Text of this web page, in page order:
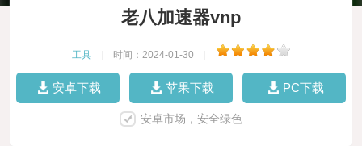
老八加速器vnp
工具 时间：2024-01-30
安卓下载 苹果下载 PC下载
安卓市场，安全绿色